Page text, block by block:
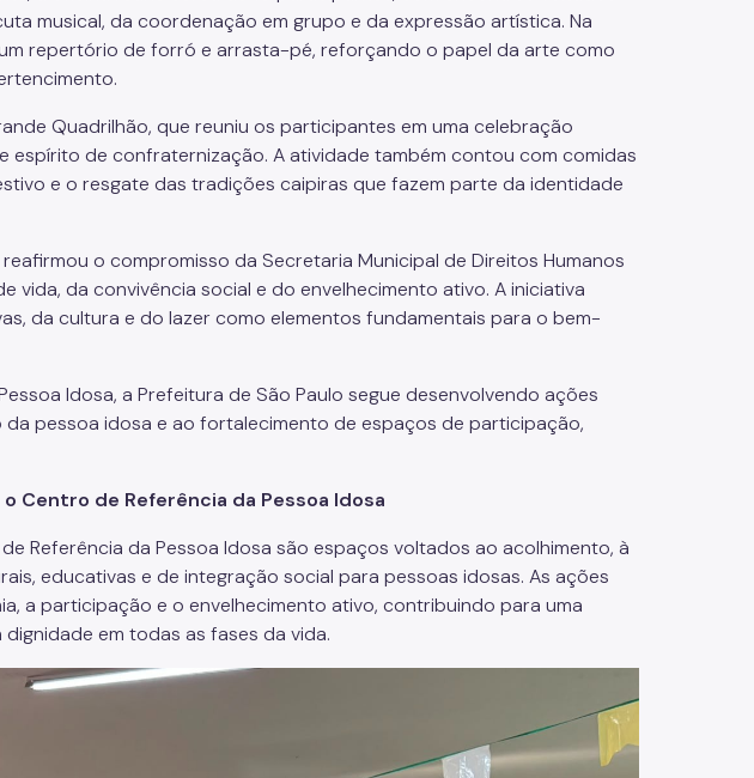
musical, da coordenação em grupo e da expressão artística. Na
repertório de forró e arrasta-pé, reforçando o papel da arte como
Quadrilhão, que reuniu os participantes em uma celebração
espírito de confraternização. A atividade também contou com comidas
e o resgate das tradições caipiras que fazem parte da identidade
o compromisso da Secretaria Municipal de Direitos Humanos
vida, da convivência social e do envelhecimento ativo. A iniciativa
da cultura e do lazer como elementos fundamentais para o bem-
Idosa, a Prefeitura de São Paulo segue desenvolvendo ações
pessoa idosa e ao fortalecimento de espaços de participação,
Centro de Referência da Pessoa Idosa
Referência da Pessoa Idosa são espaços voltados ao acolhimento, à
educativas e de integração social para pessoas idosas. As ações
a participação e o envelhecimento ativo, contribuindo para uma
em todas as fases da vida.